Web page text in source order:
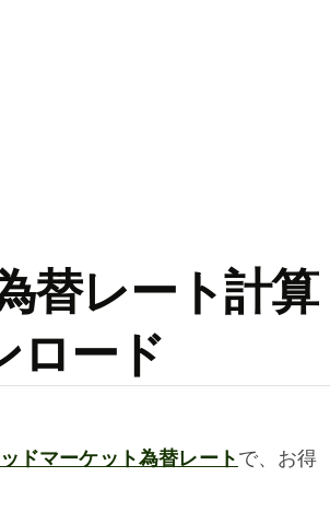
替レート計算
ロード
ドマーケット為替レートで、お得